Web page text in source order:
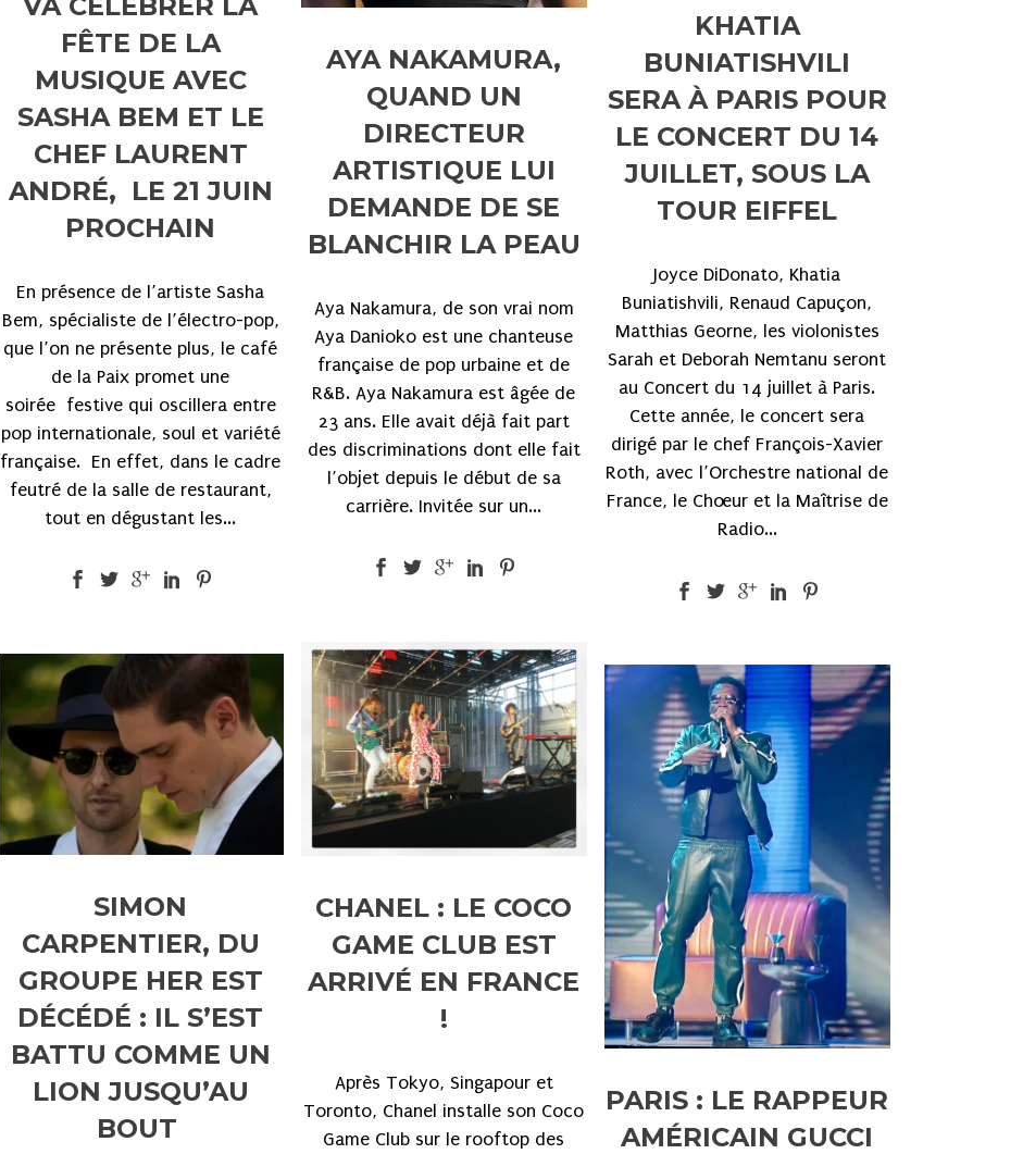
FÊTE DE LA
MUSIQUE AVEC
SASHA BEM ET LE
CHEF LAURENT
ANDRÉ, LE 21 JUIN
PROCHAIN
En présence de l’artiste Sasha
Bem, spécialiste de l’électro-pop,
que l’on ne présente plus, le café
de la Paix promet une
soirée festive qui oscillera entre
pop internationale, soul et variété
française. En effet, dans le cadre
feutré de la salle de restaurant,
tout en dégustant les...
AYA NAKAMURA,
QUAND UN
DIRECTEUR
ARTISTIQUE LUI
DEMANDE DE SE
BLANCHIR LA PEAU
Aya Nakamura, de son vrai nom
Aya Danioko est une chanteuse
française de pop urbaine et de
R&B. Aya Nakamura est âgée de
23 ans. Elle avait déjà fait part
des discriminations dont elle fait
l’objet depuis le début de sa
carrière. Invitée sur un...
KHATIA
BUNIATISHVILI
SERA À PARIS POUR
LE CONCERT DU 14
JUILLET, SOUS LA
TOUR EIFFEL
Joyce DiDonato, Khatia
Buniatishvili, Renaud Capuçon,
Matthias Georne, les violonistes
Sarah et Deborah Nemtanu seront
au Concert du 14 juillet à Paris.
Cette année, le concert sera
dirigé par le chef François-Xavier
Roth, avec l’Orchestre national de
France, le Chœur et la Maîtrise de
Radio...
CHANEL : LE COCO
GAME CLUB EST
ARRIVÉ EN FRANCE
!
Après Tokyo, Singapour et
Toronto, Chanel installe son Coco
Game Club sur le rooftop des
SIMON
CARPENTIER, DU
GROUPE HER EST
DÉCÉDÉ : IL S’EST
BATTU COMME UN
LION JUSQU’AU
BOUT
PARIS : LE RAPPEUR
AMÉRICAIN GUCCI